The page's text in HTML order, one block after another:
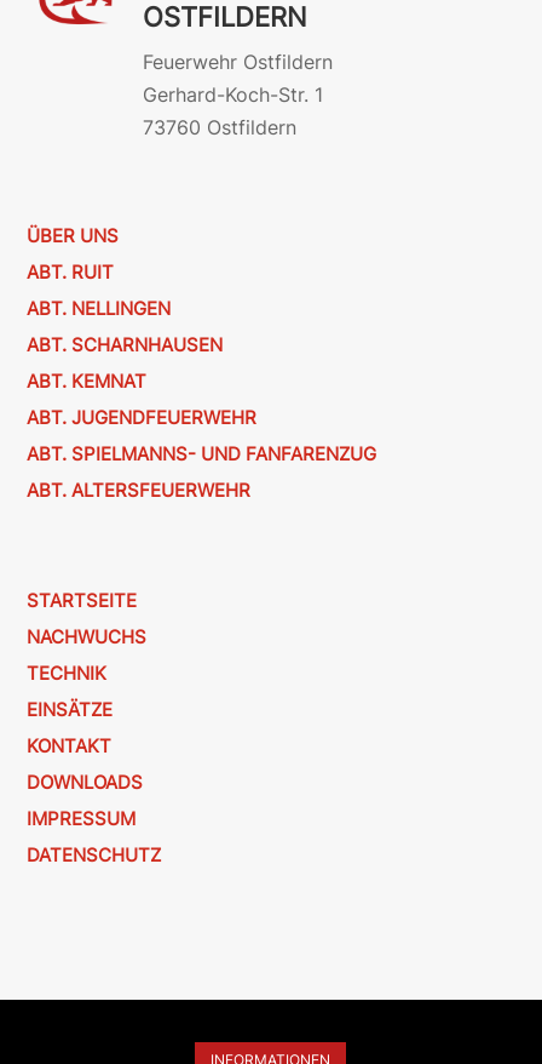
OSTFILDERN
Feuerwehr Ostfildern
Gerhard-Koch-Str. 1
73760 Ostfildern
ÜBER UNS
ABT. RUIT
ABT. NELLINGEN
ABT. SCHARNHAUSEN
ABT. KEMNAT
ABT. JUGENDFEUERWEHR
ABT. SPIELMANNS- UND FANFARENZUG
ABT. ALTERSFEUERWEHR
STARTSEITE
NACHWUCHS
TECHNIK
EINSÄTZE
KONTAKT
DOWNLOADS
IMPRESSUM
DATENSCHUTZ
INFORMATIONEN